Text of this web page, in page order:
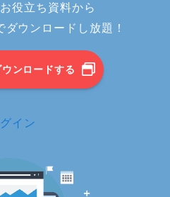
役立ち資料から
ウンロードし放題！
ンロードする
イン